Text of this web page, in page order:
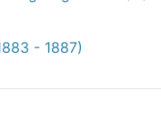
- 1887)